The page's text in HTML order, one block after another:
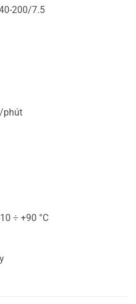
200/7.5
phút
÷ +90 °C